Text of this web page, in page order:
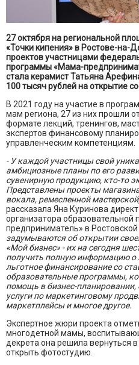
27 октября на региональной
«Точки кипения» в Ростове-на-
проектов участницами
программы «Мама-
стала керамист Татьяна
100 тысяч рублей на открытие
В 2021 году на участие в
мам региона, 27 из них прошли
формате лекций, тренингов,
экспертов финансовому
управленческим компетенциям.
- У каждой участницы свой
амбициозные планы по его
сувенирную продукцию, кто-то
Представлены проекты
вокала, ремесленной
рассказала Яна Куринова
организатора
предприниматель» в Ростовской
задумываются об открытии
«Мой бизнес» - их на сегодня
получить полную информацию о
льготное финансирование со
образовательные программы,
помощь в бизнес-
услуги по маркетинговому
маркетплейсы и многое другое.
Экспертное жюри проекта
многодетной мамы,
декрета она решила вернуться
открыть фотостудию.